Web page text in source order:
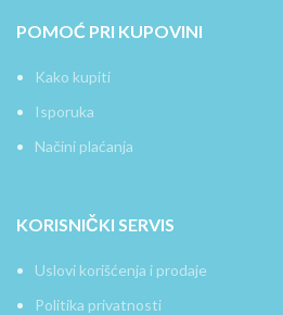
POMOĆ PRI KUPOVINI
Kako kupiti
Isporuka
Načini plaćanja
KORISNIČKI SERVIS
Uslovi korišćenja i prodaje
Politika privatnosti